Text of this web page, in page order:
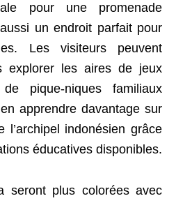
pour une promenade
un endroit parfait pour
Les visiteurs peuvent
explorer les aires de jeux
pique-niques familiaux
apprendre davantage sur
indonésien grâce
éducatives disponibles.
seront plus colorées avec